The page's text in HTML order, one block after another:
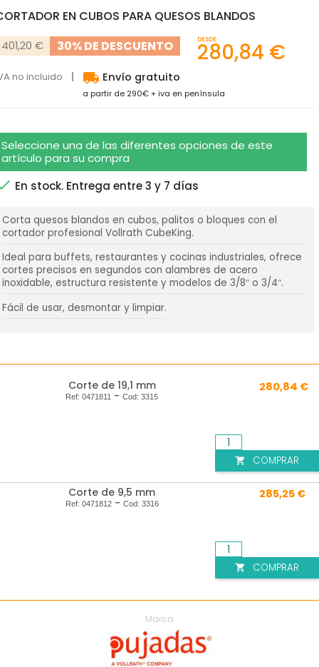
EN CUBOS PARA QUESOS BLANDOS
401,20 € 30% DE DESCUENTO DESDE
280,84 €
no incluido local_shipping Envío gratuito
a partir de 290€ + iva en península
Seleccione una de las diferentes opciones de este
artículo para su compra
En stock. Entrega entre 3 y 7 días
Corta quesos blandos en cubos, palitos o bloques con el
cortador profesional Vollrath CubeKing.
Ideal para buffets, restaurantes y cocinas industriales, ofrece
cortes precisos en segundos con alambres de acero
inoxidable, estructura resistente y modelos de 3/8″ o 3/4″.
Fácil de usar, desmontar y limpiar.
Marca
Corte de 19,1 mm
Ref: 0471811 - Cod: 3315
280,84 €
 COMPRAR
Corte de 9,5 mm
Ref: 0471812- Cod: 3316
285,25 €
 COMPRAR